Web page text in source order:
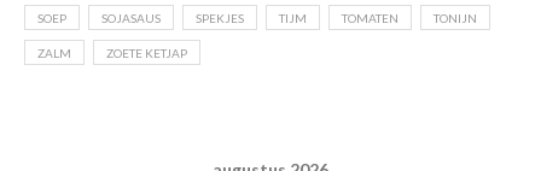
SOEP SOJASAUS SPEKJES TIJM TOMATEN TONIJN
ZALM ZOETE KETJAP